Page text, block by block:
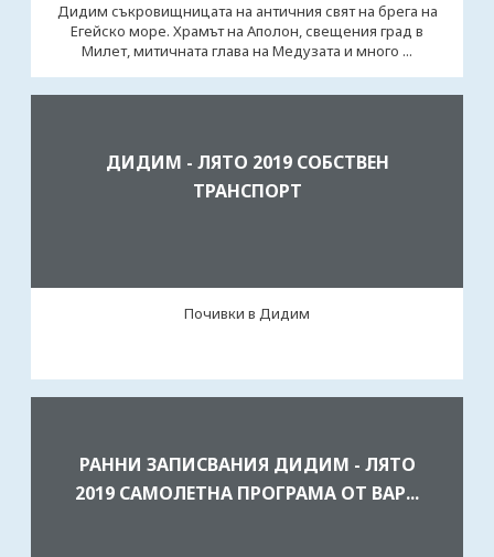
Дидим съкровищницата на античния свят на брега на
Егейско море. Храмът на Аполон, свещения град в
Милет, митичната глава на Медузата и много ...
ДИДИМ - ЛЯТО 2019 СОБСТВЕН
ТРАНСПОРТ
Почивки в Дидим
РАННИ ЗАПИСВАНИЯ ДИДИМ - ЛЯТО
2019 САМОЛЕТНА ПРОГРАМА ОТ ВАР...